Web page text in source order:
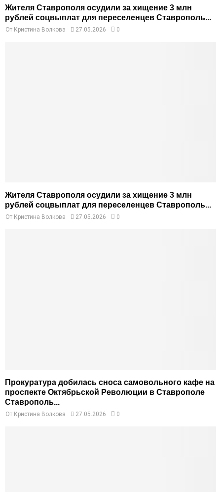
Жителя Ставрополя осудили за хищение 3 млн
рублей соцвыплат для переселенцев Ставрополь...
От Кристина Волкова 27.05.2026 0
Жителя Ставрополя осудили за хищение 3 млн
рублей соцвыплат для переселенцев Ставрополь...
От Кристина Волкова 27.05.2026 0
Прокуратура добилась сноса самовольного кафе на
проспекте Октябрьской Революции в Ставрополе
Ставрополь...
От Кристина Волкова 27.05.2026 0